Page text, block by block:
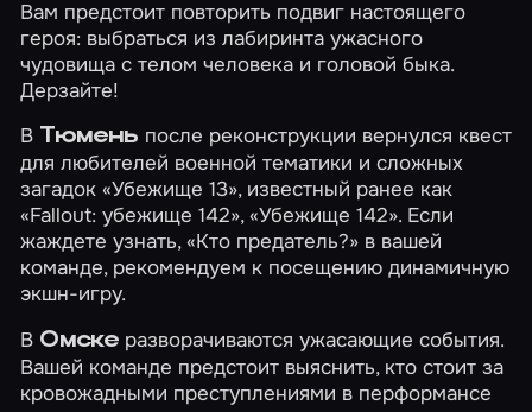
Вам предстоит повторить подвиг настоящего
героя: выбраться из лабиринта ужасного
чудовища с телом человека и головой быка.
Дерзайте!
В Тюмень после реконструкции вернулся квест
для любителей военной тематики и сложных
загадок«Убежище 13», известный ранее как
«Fallout: убежище 142», «Убежище 142». Если
жаждете узнать,«Кто предатель?» в вашей
команде, рекомендуем к посещению динамичную
экшн-игру.
В Омске разворачиваются ужасающие события.
Вашей команде предстоит выяснить, кто стоит за
кровожадными преступлениями в перформансе